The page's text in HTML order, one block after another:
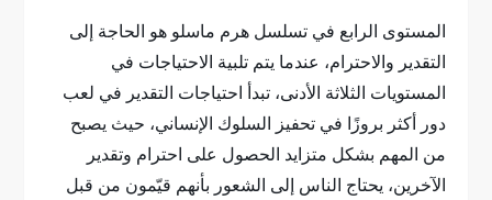
المستوى الرابع في تسلسل هرم ماسلو هو الحاجة إلى
التقدير والاحترام، عندما يتم تلبية الاحتياجات في
المستويات الثلاثة الأدنى، تبدأ احتياجات التقدير في لعب
دور أكثر بروزًا في تحفيز السلوك الإنساني، حيث يصبح
من المهم بشكل متزايد الحصول على احترام وتقدير
الآخرين، يحتاج الناس إلى الشعور بأنهم قيّمون من قبل